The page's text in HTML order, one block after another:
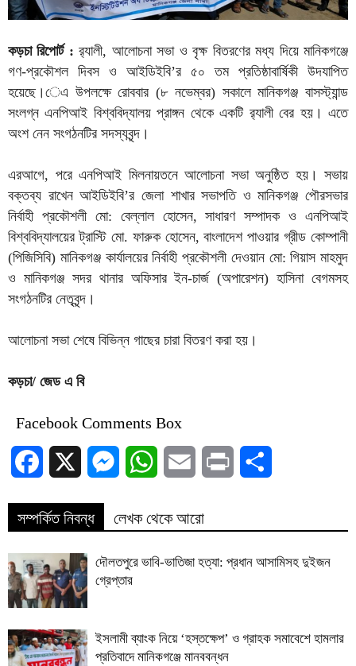
কড়চা রিপোর্ট : র‌্যালী, আলোচনা সভা ও বৃক্ষ বিতরণের মধ্য দিয়ে মানিকগঞ্জে
গণ-প্রকৌশল দিবস ও আইডিইবি’র ৫০ তম প্রতিষ্ঠাবার্ষিকী উদযাপিত
হয়েছে।েএ উপলক্ষে রোববার (৮ নভেম্বর) সকালে মানিকগঞ্জ বাসস্ট্যান্ড
সংলগ্ন এনপিআই বিশ্ববিদ্যালয় প্রাঙ্গন থেকে একটি র‌্যালী বের হয়। এতে
অংশ নেন সংগঠনটির সদস্যবৃন্দ।
এরআগে, পরে এনপিআই মিলনায়তনে আলোচনা সভা অনুষ্ঠিত হয়। সভায়
বক্তব্য রাখেন আইডিইবি’র জেলা শাখার সভাপতি ও মানিকগঞ্জ পৌরসভার
নির্বাহী প্রকৌশলী মো: বেল্লাল হোসেন, সাধারণ সম্পাদক ও এনপিআই
বিশ্ববিদ্যালয়ের ট্রাস্টি মো. ফারুক হোসেন, বাংলাদেশ পাওয়ার গ্রীড কোম্পানী
(পিজিসিবি) মানিকগঞ্জ কার্যালয়ের নির্বাহী প্রকৌশলী দেওয়ান মো: গিয়াস মাহমুদ
ও মানিকগঞ্জ সদর থানার অফিসার ইন-চার্জ (অপারেশন) হাসিনা বেগমসহ
সংগঠনটির নেতৃবৃন্দ।
আলোচনা সভা শেষে বিভিন্ন গাছের চারা বিতরণ করা হয়।
কড়চা/ জেড এ বি
Facebook Comments Box
Facebook MessengerWhatsAppEmail Print
সম্পর্কিত নিবন্ধ লেখক থেকে আরো
দৌলতপুরে ভাবি-ভাতিজা হত্যা: প্রধান আসামিসহ দুইজন
গ্রেপ্তার
ইসলামী ব্যাংক নিয়ে ‘হস্তক্ষেপ’ ও গ্রাহক সমাবেশে হামলার
প্রতিবাদে মানিকগঞ্জে মানববন্ধন